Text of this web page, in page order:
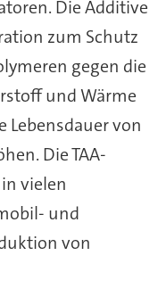
Die Additive
zum Schutz
gegen die
und Wärme
Lebensdauer von
Die TAA-
vielen
und
von